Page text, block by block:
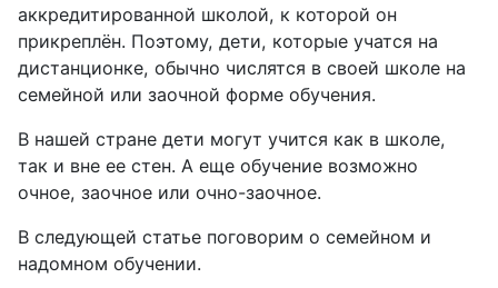
аккредитированной школой, к которой он
прикреплён. Поэтому, дети, которые учатся на
дистанционке, обычно числятся в своей школе на
семейной или заочной форме обучения.
В нашей стране дети могут учится как в школе,
так и вне ее стен. А еще обучение возможно
очное, заочное или очно-заочное.
В следующей статье поговорим о семейном и
надомном обучении.